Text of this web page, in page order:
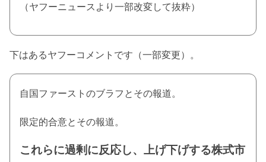
（ヤフーニュースより一部改変して抜粋）
下はあるヤフーコメントです（一部変更）。
自国ファーストのブラフとその報道。
限定的合意とその報道。
これらに過剰に反応し、上げ下げする株式市